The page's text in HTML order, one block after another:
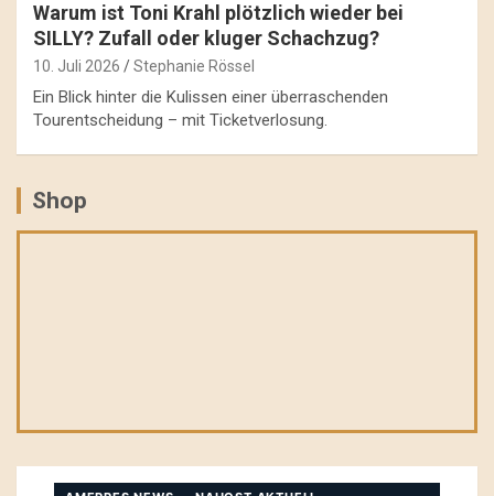
Warum ist Toni Krahl plötzlich wieder bei
SILLY? Zufall oder kluger Schachzug?
10. Juli 2026 Stephanie Rössel
Ein Blick hinter die Kulissen einer überraschenden
Tourentscheidung – mit Ticketverlosung.
Shop